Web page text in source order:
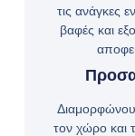
τις ανάγκες
βαφές και
τον χώρο και